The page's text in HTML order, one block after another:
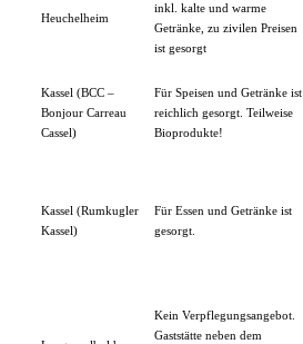
Heuchelheim
inkl. kalte und warme
Getränke, zu zivilen Preisen
ist gesorgt
Kassel (BCC –
Bonjour Carreau
Cassel)
Für Speisen und Getränke ist
reichlich gesorgt. Teilweise
Bioprodukte!
Kassel (Rumkugler
Kassel)
Für Essen und Getränke ist
gesorgt.
Kein Verpflegungsangebot.
Gaststätte neben dem